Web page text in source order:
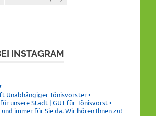
INSTAGRAM
Unabhängiger Tönisvorster •
unsere Stadt | GUT für Tönisvorst •
immer für Sie da. Wir hören Ihnen zu!